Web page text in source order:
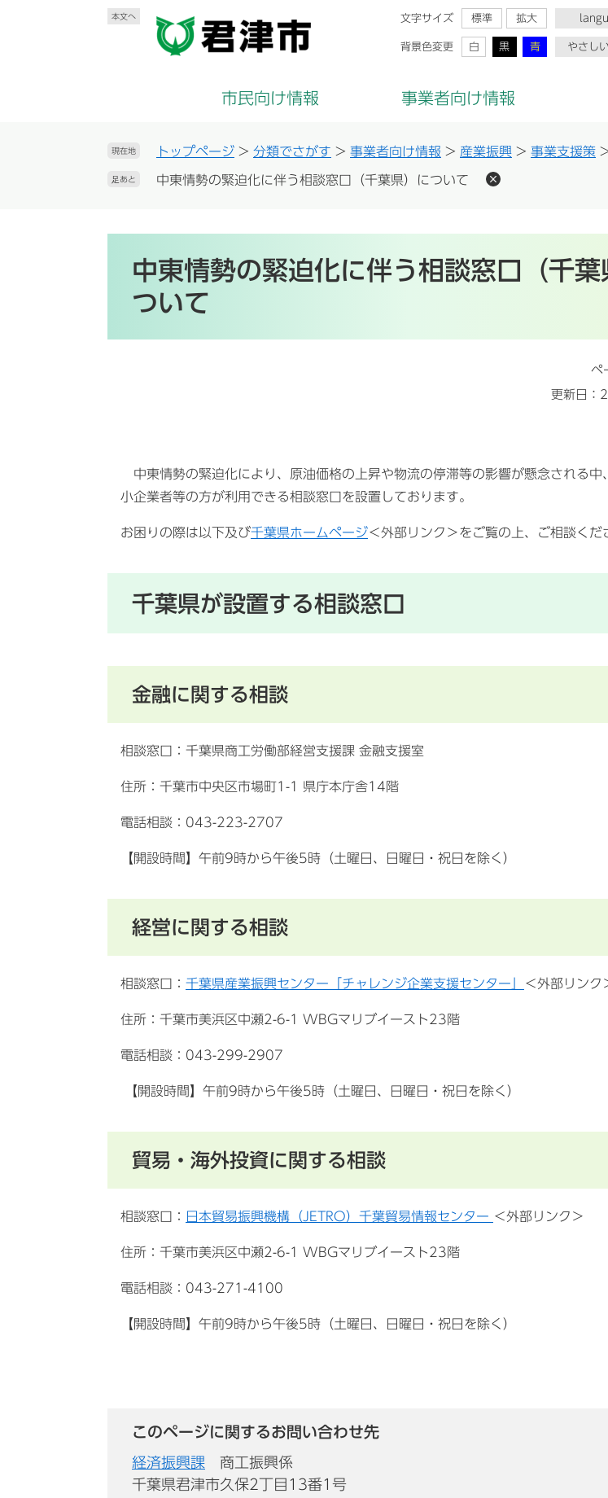
本文へ 文字サイズ 標準 拡大
背景色変更 白 黒 青 やさし
市民向け情報 事業者向け情報
現在地 トップページ > 分類でさがす > 事業者向け情報 > 産業振興 > 事業支援策
足あと 中東情勢の緊迫化に伴う相談窓口（千葉県）について
中東情勢の緊迫化に伴う相談窓口（千葉
ついて
ペ
更新日：
中東情勢の緊迫化により、原油価格の上昇や物流の停滞等の影響が懸念される中
小企業者等の方が利用できる相談窓口を設置しております。
お困りの際は以下及び千葉県ホームページ＜外部リンク＞をご覧の上、ご相談くだ
千葉県が設置する相談窓口
金融に関する相談
相談窓口：千葉県商工労働部経営支援課 金融支援室
住所：千葉市中央区市場町1-1 県庁本庁舎14階
電話相談：043-223-2707
【開設時間】午前9時から午後5時（土曜日、日曜日・祝日を除く）
経営に関する相談
相談窓口： 千葉県産業振興センター「チャレンジ企業支援センター」 ＜外部リンク
住所：千葉市美浜区中瀬2-6-1 WBGマリブイースト23階
電話相談：043-299-2907
【開設時間】午前9時から午後5時（土曜日、日曜日・祝日を除く）
貿易・海外投資に関する相談
相談窓口： 日本貿易振興機構（JETRO）千葉貿易情報センター ＜外部リンク＞
住所：千葉市美浜区中瀬2-6-1 WBGマリブイースト23階
電話相談：043-271-4100
【開設時間】午前9時から午後5時（土曜日、日曜日・祝日を除く）
このページに関するお問い合わせ先
経済振興課
商工振興係
千葉県君津市久保2丁目13番1号